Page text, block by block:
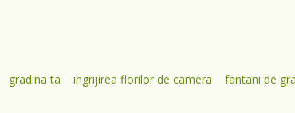
gradina ta ingrijirea florilor de camera fantani de